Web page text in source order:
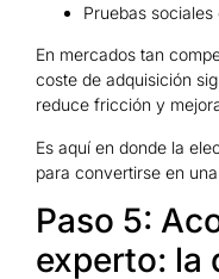
Pruebas
En mercados tan
coste de adquisición
reduce fricción y
Es aquí en donde la
para convertirse en
Paso 5:
experto: la